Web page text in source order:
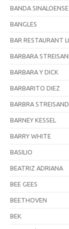
BANDA
BANGLES
BAR RESTAURANT
BARBARA
BARBARA Y DICK
BARBARITO DIEZ
BARBRA STREISAND
BARNEY KESSEL
BARRY WHITE
BASILIO
BEATRIZ ADRIANA
BEE GEES
BEETHOVEN
BEK